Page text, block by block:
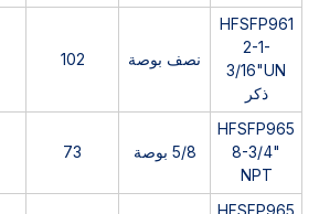
HFSFP961
2-1-
3/16"UN
ذكر
نصف بوصة 102
HFSFP965
8-3/4"
NPT
5/8 بوصة 73